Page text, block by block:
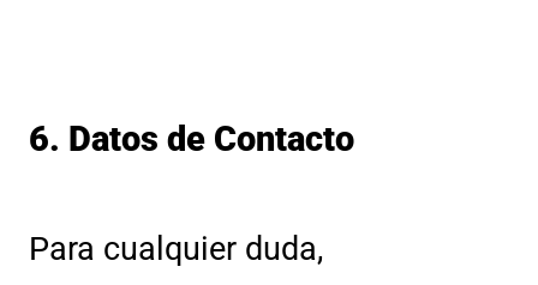
6. Datos de Contacto
Para cualquier duda,